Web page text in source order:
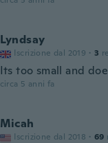
Lyndsay
Iscrizione dal 2019 · 3
Its too small and
circa 5 anni fa
Micah
Iscrizione dal 2018 · 69